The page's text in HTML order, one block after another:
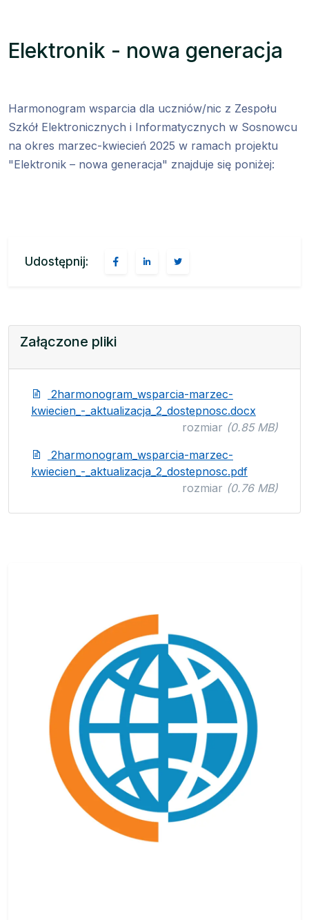
Elektronik - nowa generacja
Harmonogram wsparcia dla uczniów/nic z Zespołu
Szkół Elektronicznych i Informatycznych w Sosnowcu
na okres marzec-kwiecień 2025 w ramach projektu
"Elektronik – nowa generacja" znajduje się poniżej:
Udostępnij:
Załączone pliki
2harmonogram_wsparcia-marzec-
kwiecien_-_aktualizacja_2_dostepnosc.docx
rozmiar (0.85 MB)
2harmonogram_wsparcia-marzec-
kwiecien_-_aktualizacja_2_dostepnosc.pdf
rozmiar (0.76 MB)